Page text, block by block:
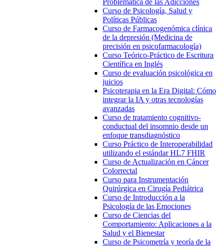
Problemática de las Adicciones
Curso de Psicología, Salud y
Políticas Públicas
Curso de Farmacogenómica clínica
de la depresión (Medicina de
precisión en psicofarmacología)
Curso Teórico-Práctico de Escritura
Científica en Inglés
Curso de evaluación psicológica en
juicios
Psicoterapia en la Era Digital: Cómo
integrar la IA y otras tecnologías
avanzadas
Curso de tratamiento cognitivo-
conductual del insomnio desde un
enfoque transdiagnóstico
Curso Práctico de Interoperabilidad
utilizando el estándar HL7 FHIR
Curso de Actualización en Cáncer
Colorrectal
Curso para Instrumentación
Quirúrgica en Cirugía Pediátrica
Curso de Introducción a la
Psicología de las Emociones
Curso de Ciencias del
Comportamiento: Aplicaciones a la
Salud y el Bienestar
Curso de Psicometría y teoría de la